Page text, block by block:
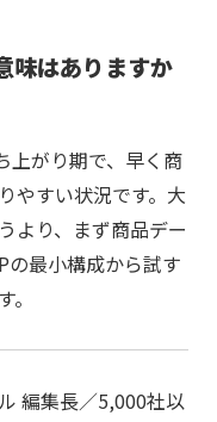
味はありますか
上がり期で、早く商
やすい状況です。大
より、まず商品デー
の最小構成から試す
編集長／5,000社以